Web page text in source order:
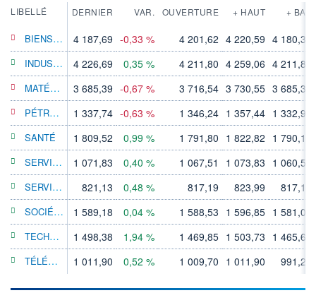
LIBELLÉ DERNIER VAR. OUVERTURE + HAUT + BAS
BIENS DE CONSOMMATION 4 187,69 -0,33 % 4 201,62 4 220,59 4 180,38
INDUSTRIES
4 226,69 0,35 % 4 211,80 4 259,06 4 211,80
MATÉRIAUX DE BASE
3 685,39 -0,67 % 3 716,54 3 730,55 3 685,39
PÉTROLE & GAZ
1 337,74 -0,63 % 1 346,24 1 357,44 1 332,95
SANTÉ 1 809,52 0,99 % 1 791,80 1 822,82 1 790,18
SERVICES AUX COLLECTIVITÉS
1 071,83 0,40 % 1 067,51 1 073,83 1 060,55
SERVICES AUX CONSOMMATEURS
821,13 0,48 % 817,19 823,99
817,19
SOCIÉTÉS FINANCIÈRES
1 589,18 0,04 % 1 588,53 1 596,85 1 581,02
TECHNOLOGIE
1 498,38 1,94 % 1 469,85 1 503,73 1 465,65
TÉLÉCOMMUNICATIONS
1 011,90 0,52 % 1 009,70 1 011,90 991,23